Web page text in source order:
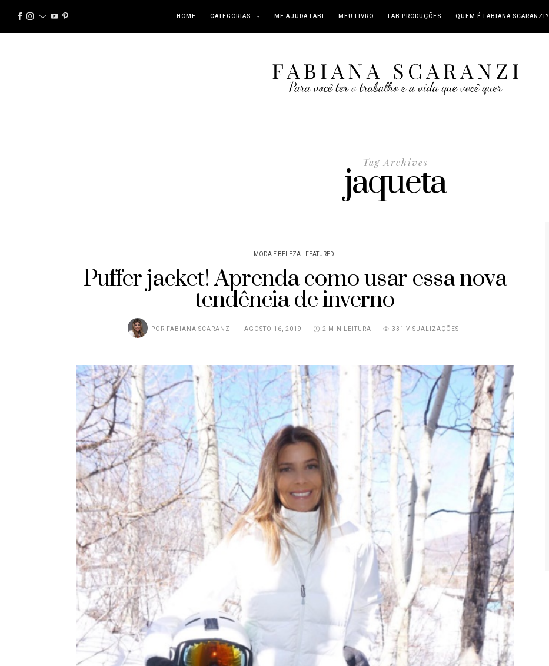
HOME CATEGORIAS ME AJUDA FABI MEU LIVRO FAB PRODUÇÕES QUEM É FABIANA SCARANZI?
Tag Archives
jaqueta
MODA E BELEZA FEATURED
Puffer jacket! Aprenda como usar essa nova
tendência de inverno
POR FABIANA SCARANZI AGOSTO 16, 2019 2 MIN LEITURA 331 VISUALIZAÇÕES